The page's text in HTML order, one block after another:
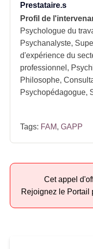
Prestataire.s
Profil de
Psychologue du
Psychanalyste,
d'expérience du
professionnel,
Philosophe,
Psychopédagogue,
Tags: FAM, GAPP
Cet appel
Rejoignez le Portail